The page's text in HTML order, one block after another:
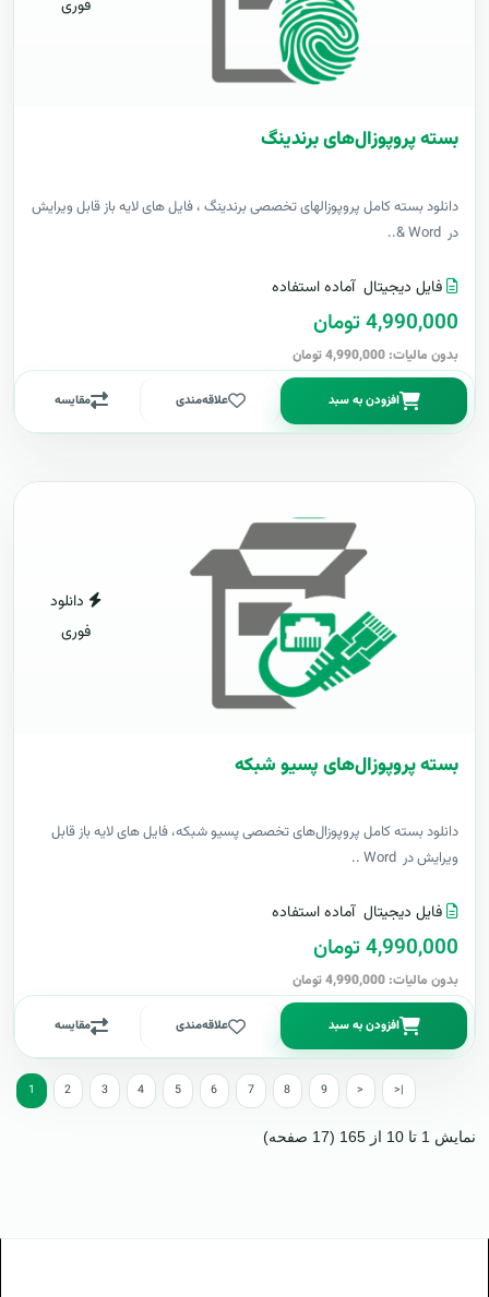
فوری
بسته پروپوزال‌های برندینگ
دانلود بسته کامل پروپوزالهای تخصصی برندینگ ، فایل های لایه باز قابل ویرایش
در Word &..
فایل دیجیتال آماده استفاده
4,990,000 تومان
بدون مالیات: 4,990,000 تومان
افزودن به سبد علاقه‌مندی مقایسه
دانلود
فوری
بسته پروپوزال‌های پسیو شبکه
دانلود بسته کامل پروپوزال‌های تخصصی پسیو شبکه، فایل های لایه باز قابل
ویرایش در Word ..
فایل دیجیتال آماده استفاده
4,990,000 تومان
بدون مالیات: 4,990,000 تومان
افزودن به سبد علاقه‌مندی مقایسه
1 2 3 4 5 6 7 8 9 > >|
نمایش 1 تا 10 از 165 (17 صفحه)